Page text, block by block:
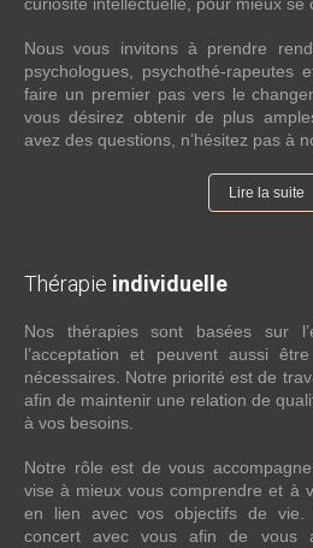
Nous vous invitons à prendre
psychologues, psychothé-rapeutes
faire un premier pas vers le
vous désirez obtenir de plus
avez des questions, n’hésitez pas à
Lire la suite
Thérapie individuelle
Nos thérapies sont basées sur
l’acceptation et peuvent aussi
nécessaires. Notre priorité est de
afin de maintenir une relation de
à vos besoins.
Notre rôle est de vous
vise à mieux vous comprendre et à
en lien avec vos objectifs de vie.
concert avec vous afin de vous